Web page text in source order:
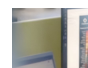
Soporte
Integra tus
el